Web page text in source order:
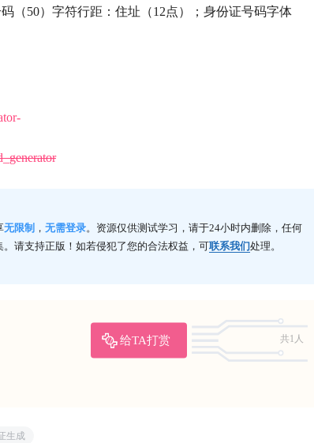
（50）字符行距：住址（12点）；身份证号码字体
无限制 ， 无需登录。资源仅供测试学习，请于24小时内删除，任何
请支持正版！如若侵犯了您的合法权益，可联系我们处理。
给TA打赏
共1人
生成